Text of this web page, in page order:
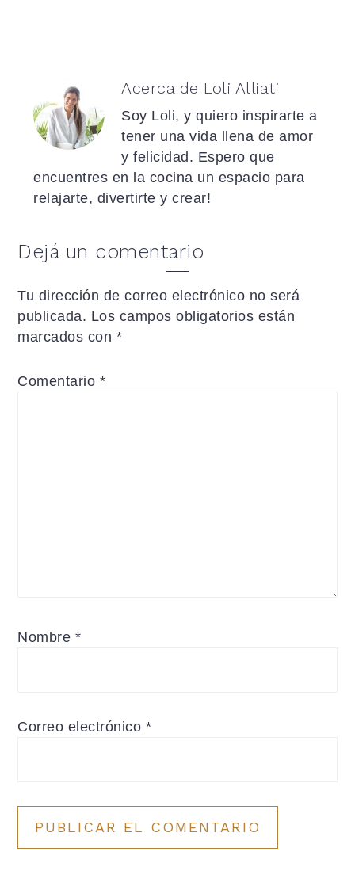
Acerca de Loli Alliati
Soy Loli, y quiero inspirarte a
tener una vida llena de amor
y felicidad. Espero que
encuentres en la cocina un espacio para
relajarte, divertirte y crear!
Interacciones
los
lectores
Dejá un comentario
Tu dirección de correo electrónico no será
publicada. Los campos obligatorios están
marcados con *
Comentario *
Nombre *
Correo electrónico *